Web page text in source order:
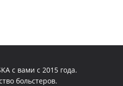
с вами с 2015 года.
больстеров.